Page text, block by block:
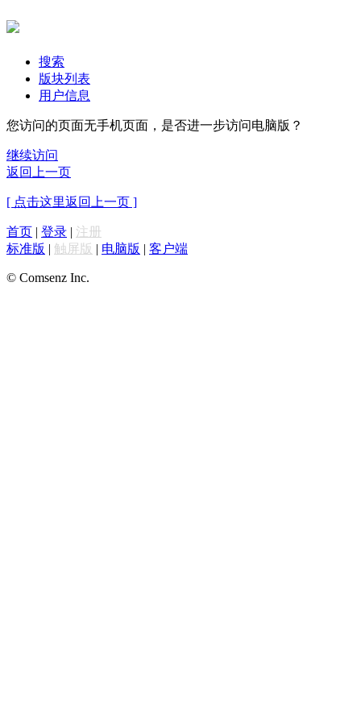
搜索
版块列表
用户信息
您访问的页面无手机页面，是否进一步访问电脑版？
继续访问
返回上一页
[ 点击这里返回上一页 ]
首页 | 登录 | 注册
标准版 | 触屏版 | 电脑版 | 客户端
© Comsenz Inc.